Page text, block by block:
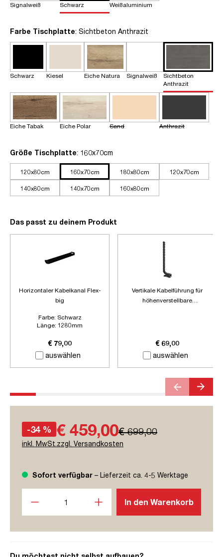
Signalweiß Schwarz Weißaluminium
Farbe Tischplatteauswählen
: Sichtbeton Anthrazit
Schwarz Kiesel Eiche Natura Signalweiß
Sichtbeton
Anthrazit
Eiche Tabak Eiche Polar Sand Anthrazit
Größe Tischplatteauswählen
: 160x70cm
120x80cm 160x70cm 180x80cm 120x70cm
140x80cm 140x70cm 160x80cm
Das passt zu deinem Produkt
auswählen
Horizontaler Kabelkanal Flex-
big
Farbe: Schwarz
Länge: 1280mm
€ 79,00
auswählen
Vertikale Kabelführung für
höhenverstellbare
€ 69,00
-34 % € 459,00€ 699,00
inkl. MwSt.zzgl. Versandkosten
Sofort verfügbar – Lieferzeit ca. 4-5 Werktage
In den Warenkorb